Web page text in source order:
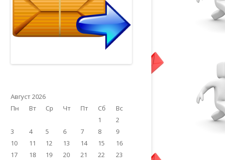
Август 2026
Пн
Вт Ср Чт Пт Сб
Вс
1
2
3
4 5 6 7 8
9
10
11 12 13 14 15
16
17
18 19 20 21 22
23